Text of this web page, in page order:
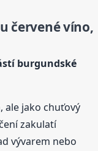
červené víno,
burgundské
ale jako chuťový
zakulatí
vývarem nebo